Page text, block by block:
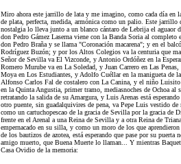
Miro ahora este jarrillo de lata y me imagino, como cada día en
de plata, perfecta, medida, armónica como un palio. Este jarrillo
nostalgia lo lleva junto a un blanco cántaro de Lebrija el aguaor
don Pedro Gámez Laserna viene con la Banda Soria al completo
don Pedro Braña y se llama "Coronación macarena"; y en el
Rodríguez Buzón; y por los Altos Colegios va la centuria que
Señor de Sevilla va El Vizconde, y Antonio Ordóñez en la
Romero Murube va en La Soledad, y Juan Carrero en Las
Moya en Los Estudiantes, y Adolfo Cuéllar en la manigueta de
Alfonso Carlos Fal de costalero con La Canina, y el niño Luisito
en la Quinta Angustia, primer tramo, mediasnoches de Ochoa
retratando la salida de su Amargura, y Luis Arenas está
otro puente, sin guadalquivires de pena, va Pepe Luis vestido
como un cartuchopescao de la gracia de Sevilla por la gracia de
frente en el Arenal a una Reina de Sevilla y a otra Reina de
empernacado en su silla, y como un moro de los que
de los bautizos de azotea, está esperando que pase por su puerta
amigo muerto, que Buena Muerte lo llaman... Y mientras
Casa Ovidio de la memoria: